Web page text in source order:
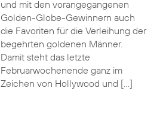
und mit den vorangegangenen
Golden-Globe-Gewinnern auch
die Favoriten für die Verleihung der
begehrten goldenen Männer.
Damit steht das letzte
Februarwochenende ganz im
Zeichen von Hollywood und […]